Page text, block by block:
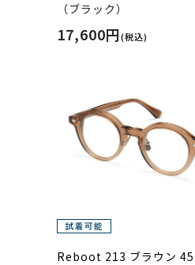
（ブラック）
17,600円(税込)
Reboot 213 ブラウン 45